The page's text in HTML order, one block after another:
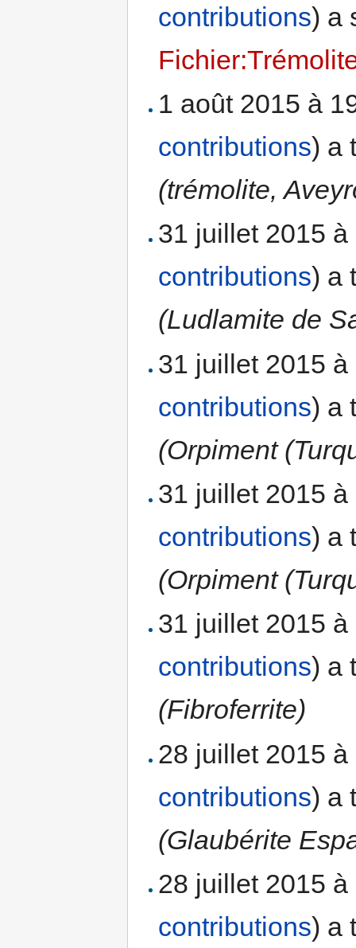
contributions) a
1 août 2015 à
contributions) a
(trémolite,
31 juillet 2015
contributions) a
(Ludlamite de
31 juillet 2015
contributions) a
(Orpiment
31 juillet 2015
contributions) a
(Orpiment
31 juillet 2015
contributions) a
(Fibroferrite)
28 juillet 2015
contributions) a
(Glaubérite
28 juillet 2015
contributions) a